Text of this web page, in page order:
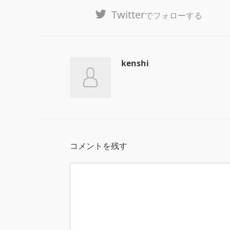
Twitterでフォローする
kenshi
コメントを残す